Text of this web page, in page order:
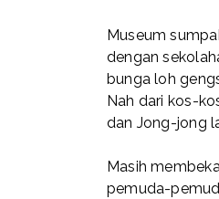
Museum
dengan
bunga loh
Nah dari kos-
dan Jong-jong
Masih
pemuda-